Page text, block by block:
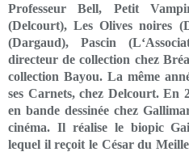
Professeur Bell, Petit
(Delcourt), Les Olives noires
(Dargaud), Pascin
directeur de collection chez
collection Bayou. La même
ses Carnets, chez Delcourt. En
en bande dessinée chez
cinéma. Il réalise le biopic
lequel il reçoit le César du